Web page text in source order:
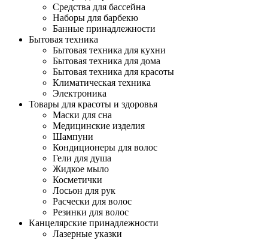
Средства для бассейна
Наборы для барбекю
Банные принадлежности
Бытовая техника
Бытовая техника для кухни
Бытовая техника для дома
Бытовая техника для красоты
Климатическая техника
Электроника
Товары для красоты и здоровья
Маски для сна
Медицинские изделия
Шампуни
Кондиционеры для волос
Гели для душа
Жидкое мыло
Косметички
Лосьон для рук
Расчески для волос
Резинки для волос
Канцелярские принадлежности
Лазерные указки